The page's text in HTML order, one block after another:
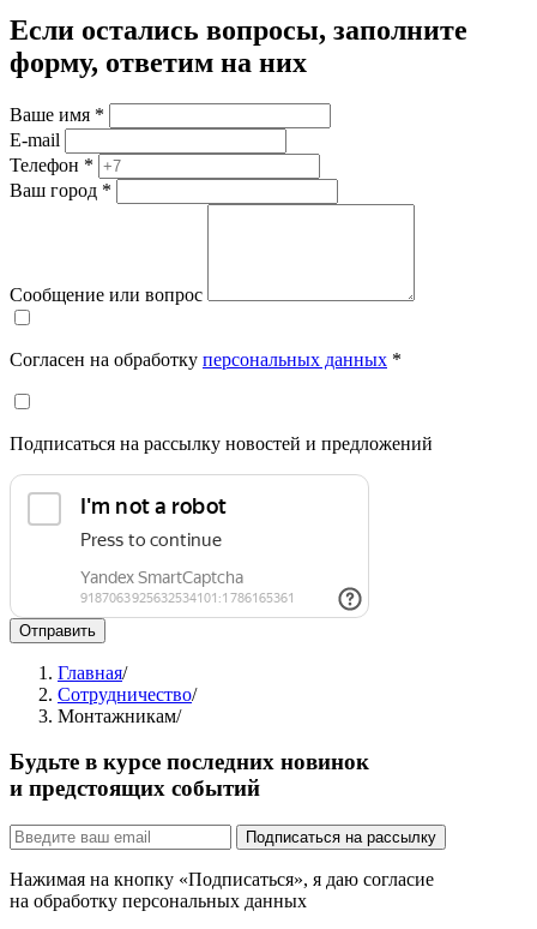
Если остались вопросы, заполните
форму, ответим на них
Ваше имя *
E-mail
Телефон *
Ваш город *
Сообщение или вопрос
Согласен на обработку персональных данных *
Подписаться на рассылку новостей и предложений
Отправить
Главная/
Сотрудничество/
Монтажникам/
Будьте в курсе последних новинок
и предстоящих событий
Подписаться на рассылку
Нажимая на кнопку «Подписаться», я даю согласие
на обработку персональных данных